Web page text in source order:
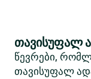
თავისუფალ
წევრები,
თავისუფალ